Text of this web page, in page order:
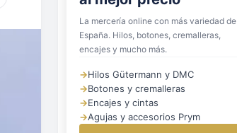
La mercería online con más variedad de
España. Hilos, botones, cremalleras,
encajes y mucho más.
→Hilos Gütermann y DMC
→Botones y cremalleras
→Encajes y cintas
→Agujas y accesorios Prym